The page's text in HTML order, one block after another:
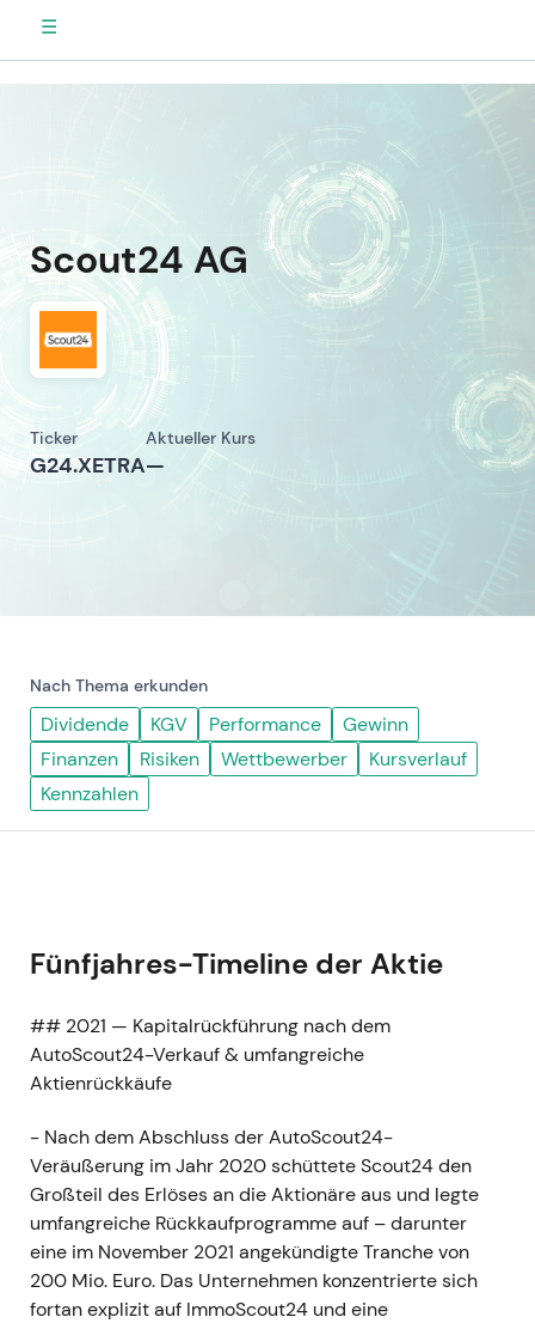
☰
Scout24 AG
Ticker
G24.XETRA
Aktueller Kurs
—
Nach Thema erkunden
Dividende KGV Performance
Gewinn
Finanzen
Risiken Wettbewerber
Kursverlauf
Kennzahlen
Fünfjahres-Timeline der Aktie
## 2021 — Kapitalrückführung nach dem
AutoScout24-Verkauf & umfangreiche
Aktienrückkäufe
- Nach dem Abschluss der AutoScout24-
Veräußerung im Jahr 2020 schüttete Scout24 den
Großteil des Erlöses an die Aktionäre aus und legte
umfangreiche Rückkaufprogramme auf – darunter
eine im November 2021 angekündigte Tranche von
200 Mio. Euro. Das Unternehmen konzentrierte sich
fortan explizit auf ImmoScout24 und eine